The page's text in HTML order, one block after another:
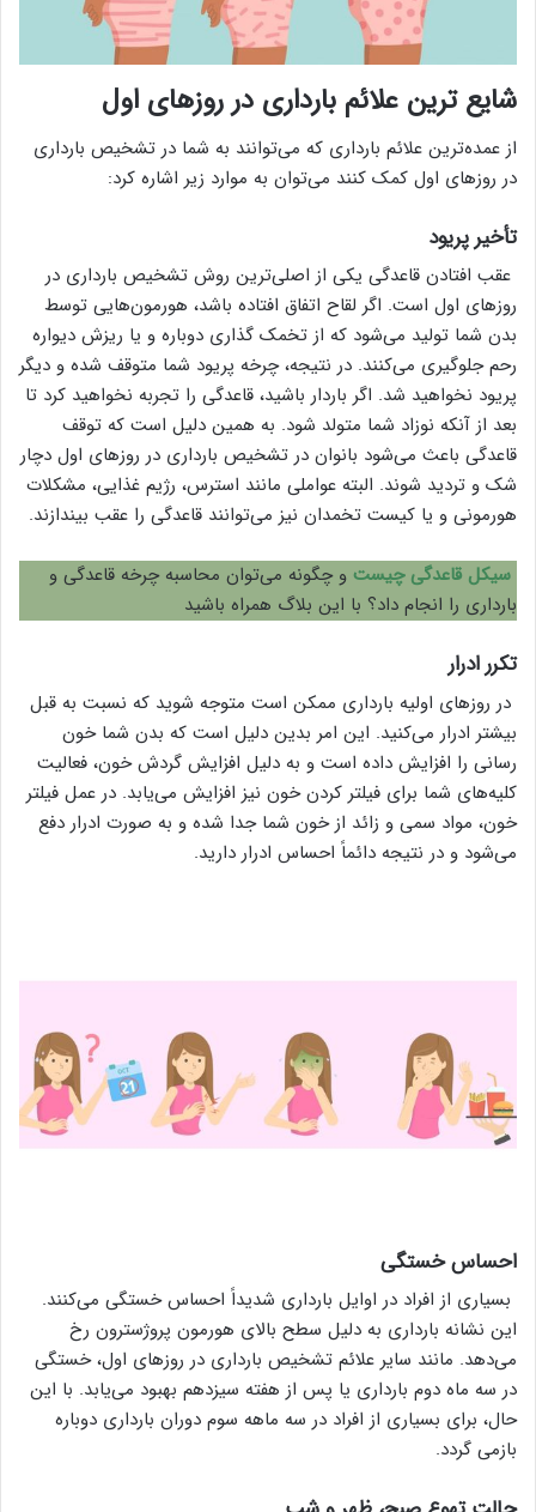
شایع ترین علائم بارداری در روزهای اول
از عمده‌ترین علائم بارداری که می‌توانند به شما در تشخیص بارداری
در روزهای اول کمک کنند می‌توان به موارد زیر اشاره کرد:
تأخیر پریود
عقب افتادن قاعدگی یکی از اصلی‌ترین روش تشخیص بارداری در
روزهای اول است. اگر لقاح اتفاق افتاده باشد، هورمون‌هایی توسط
بدن شما تولید می‌شود که از تخمک گذاری دوباره و یا ریزش دیواره
رحم جلوگیری می‌کنند. در نتیجه، چرخه پریود شما متوقف شده و دیگر
پریود نخواهید شد. اگر باردار باشید، قاعدگی را تجربه نخواهید کرد تا
بعد از آنکه نوزاد شما متولد شود. به همین دلیل است که توقف
قاعدگی باعث می‌شود بانوان در تشخیص بارداری در روزهای اول دچار
شک و تردید شوند. البته عواملی مانند استرس، رژیم غذایی، مشکلات
هورمونی و یا کیست تخمدان نیز می‌توانند قاعدگی را عقب بیندازند.
سیکل قاعدگی چیست و چگونه می‌توان محاسبه چرخه قاعدگی و
بارداری را انجام داد؟ با این بلاگ همراه باشید
تکرر ادرار
در روزهای اولیه بارداری ممکن است متوجه شوید که نسبت به قبل
بیشتر ادرار می‌کنید. این امر بدین دلیل است که بدن شما خون
رسانی را افزایش داده است و به دلیل افزایش گردش خون، فعالیت
کلیه‌های شما برای فیلتر کردن خون نیز افزایش می‌یابد. در عمل فیلتر
خون، مواد سمی و زائد از خون شما جدا شده و به صورت ادرار دفع
می‌شود و در نتیجه دائماً احساس ادرار دارید.
احساس خستگی
بسیاری از افراد در اوایل بارداری شدیداً احساس خستگی می‌کنند.
این نشانه بارداری به دلیل سطح بالای هورمون پروژسترون رخ
می‌دهد. مانند سایر علائم تشخیص بارداری در روزهای اول، خستگی
در سه ماه دوم بارداری یا پس از هفته سیزدهم بهبود می‌یابد. با این
حال، برای بسیاری از افراد در سه ماهه سوم دوران بارداری دوباره
بازمی گردد.